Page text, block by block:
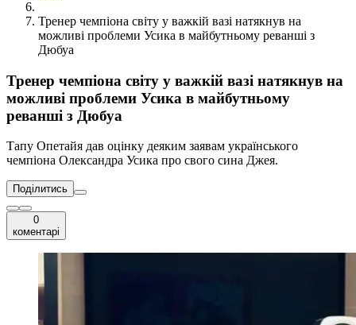
Тренер чемпіона світу у важкій вазі натякнув на
можливі проблеми Усика в майбутньому реванші з
Дюбуа
Тренер чемпіона світу у важкій вазі натякнув на
можливі проблеми Усика в майбутньому
реванші з Дюбуа
Тапу Опетайя дав оцінку деяким заявам українського
чемпіона Олександра Усика про свого сина Джея.
Поділитись
0
коментарі